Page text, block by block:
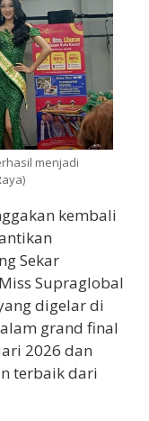
menjadi
kembali
Sekar
Supraglobal
digelar di
grand final
2026 dan
terbaik dari